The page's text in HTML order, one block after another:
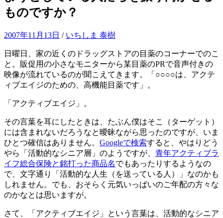
ものですか？
2007年11月13日 / いちしま 泰樹
日曜日、家の近くのドラッグストアの目薬のコーナーでのこ
と。販促用の小さなモニターから某目薬のPRで音声付きの
映像が流れているのが聞こえてきます。「○○○○は、アクテ
ィブエイジのための、高機能目薬です」。
「アクティブエイジ」。
その言葉を耳にしたときは、たぶん僕はそこ（ターゲット）
には含まれないだろうなと曖昧ながら思ったのですが、いま
ひとつ確信はありません。 Googleで検索すると、やはりどう
やら「活動的なシニア層」のようですが、 青年アクティブラ
イフ総合保険と銘打った商品名でもあったりするようなの
で、文字通り「活動的な人生（を送っている人）」なのかも
しれません。でも、おそらく元気いっぱいのご年配の方々な
のかなとは思いますが。
さて、「アクティブエイジ」という言葉は、活動的なシニア